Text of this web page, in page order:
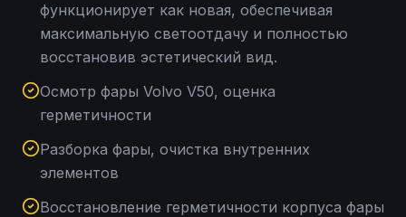
функционирует как новая, обеспечивая
максимальную светоотдачу и полностью
восстановив эстетический вид.
Осмотр фары Volvo V50, оценка
герметичности
Разборка фары, очистка внутренних
элементов
Восстановление герметичности корпуса фары